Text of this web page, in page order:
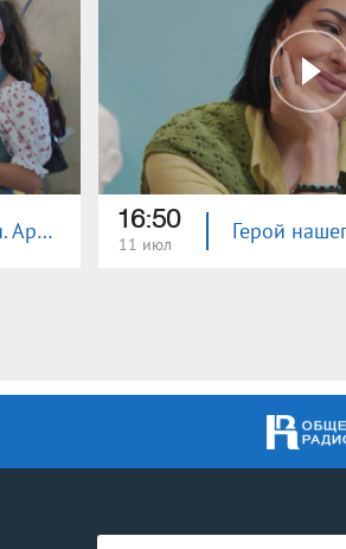
Герой нашего времени. Арменуи Овсепян 16:50
11 июл